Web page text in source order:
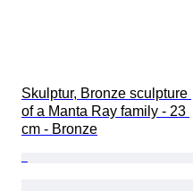
Skulptur, Bronze sculpture
of a Manta Ray family - 23
cm - Bronze